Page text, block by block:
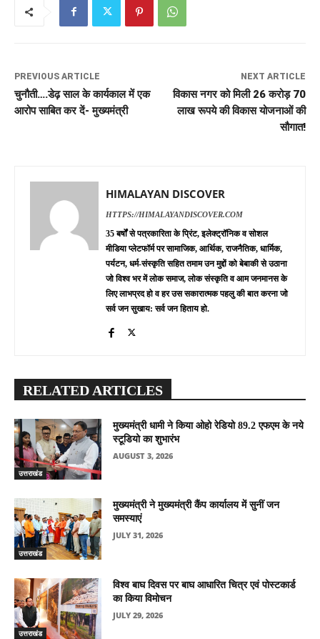
PREVIOUS ARTICLE
चुनौती….डेढ़ साल के कार्यकाल में एक
आरोप साबित कर दें- मुख्यमंत्री
NEXT ARTICLE
विकास नगर को मिली 26 करोड़ 70
लाख रूपये की विकास योजनाओं की
सौगात!
HIMALAYAN DISCOVER
HTTPS://HIMALAYANDISCOVER.COM
35 बर्षों से पत्रकारिता के प्रिंट, इलेक्ट्रॉनिक व सोशल
मीडिया प्लेटफॉर्म पर सामाजिक, आर्थिक, राजनैतिक, धार्मिक,
पर्यटन, धर्म-संस्कृति सहित तमाम उन मुद्दों को बेबाकी से उठाना
जो विश्व भर में लोक समाज, लोक संस्कृति व आम जनमानस के
लिए लाभप्रद हो व हर उस सकारात्मक पहलु की बात करना जो
सर्व जन सुखाय: सर्व जन हिताय हो.
RELATED ARTICLES
उत्तराखंड
मुख्यमंत्री धामी ने किया ओहो रेडियो 89.2 एफएम के नये
स्टूडियो का शुभारंभ
AUGUST 3, 2026
उत्तराखंड
मुख्यमंत्री ने मुख्यमंत्री कैंप कार्यालय में सुनीं जन
समस्याएं
JULY 31, 2026
उत्तराखंड
विश्व बाघ दिवस पर बाघ आधारित चित्र एवं पोस्टकार्ड
का किया विमोचन
JULY 29, 2026